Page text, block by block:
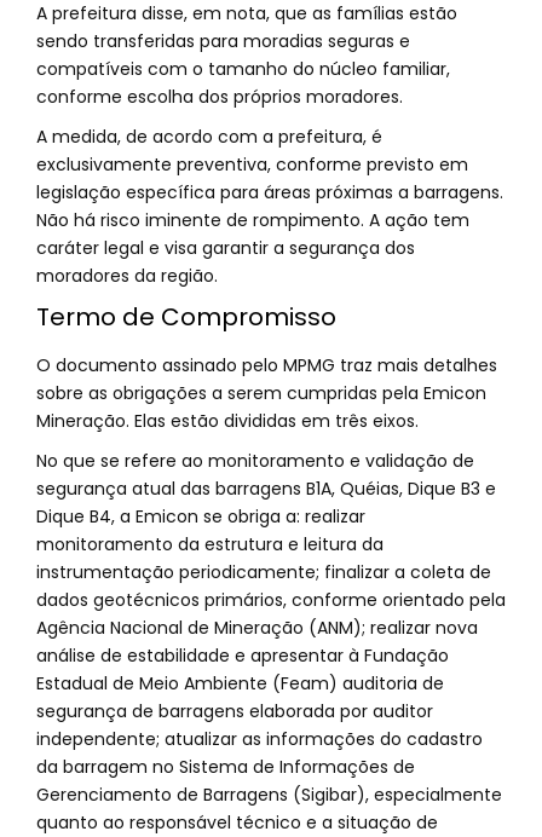
A prefeitura disse, em nota, que as famílias estão
sendo transferidas para moradias seguras e
compatíveis com o tamanho do núcleo familiar,
conforme escolha dos próprios moradores.
A medida, de acordo com a prefeitura, é
exclusivamente preventiva, conforme previsto em
legislação específica para áreas próximas a barragens.
Não há risco iminente de rompimento. A ação tem
caráter legal e visa garantir a segurança dos
moradores da região.
Termo de Compromisso
O documento assinado pelo MPMG traz mais detalhes
sobre as obrigações a serem cumpridas pela Emicon
Mineração. Elas estão divididas em três eixos.
No que se refere ao monitoramento e validação de
segurança atual das barragens B1A, Quéias, Dique B3 e
Dique B4, a Emicon se obriga a: realizar
monitoramento da estrutura e leitura da
instrumentação periodicamente; finalizar a coleta de
dados geotécnicos primários, conforme orientado pela
Agência Nacional de Mineração (ANM); realizar nova
análise de estabilidade e apresentar à Fundação
Estadual de Meio Ambiente (Feam) auditoria de
segurança de barragens elaborada por auditor
independente; atualizar as informações do cadastro
da barragem no Sistema de Informações de
Gerenciamento de Barragens (Sigibar), especialmente
quanto ao responsável técnico e a situação de